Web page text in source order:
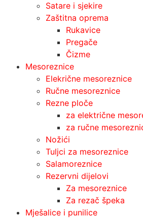
Satare i sjekire
Zaštitna oprema
Rukavice
Pregače
Čizme
Mesoreznice
Elekrične mesoreznice
Ručne mesoreznice
Rezne ploče
za električne
za ručne
Nožići
Tuljci za mesoreznice
Salamoreznice
Rezervni dijelovi
Za mesoreznice
Za rezač špeka
Mješalice i punilice